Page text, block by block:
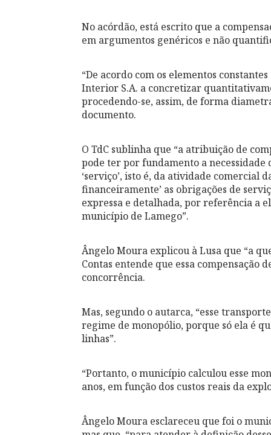
No acórdão, está escrito que a
em argumentos genéricos e não
“De acordo com os elementos
Interior S.A. a concretizar
procedendo-se, assim, de forma
documento.
O TdC sublinha que “a atribuição de
pode ter por fundamento a
‘serviço’, isto é, da atividade comercial
financeiramente’ as obrigações de
expressa e detalhada, por referência a
município de Lamego”.
Ângelo Moura explicou à Lusa que “a
Contas entende que essa compensação
concorrência.
Mas, segundo o autarca, “esse
regime de monopólio, porque só ela é
linhas”.
“Portanto, o município calculou esse
anos, em função dos custos reais da
Ângelo Moura esclareceu que foi o